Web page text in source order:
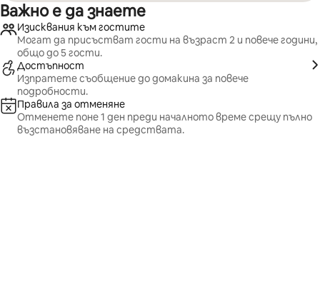
Важно е да знаете
Изисквания към гостите
Могат да присъстват гости на възраст 2 и повече години,
общо до 5 гости.
Достъпност
Изпратете съобщение до домакина за повече
подробности.
Правила за отменяне
Отменете поне 1 ден преди началното време срещу пълно
възстановяване на средствата.